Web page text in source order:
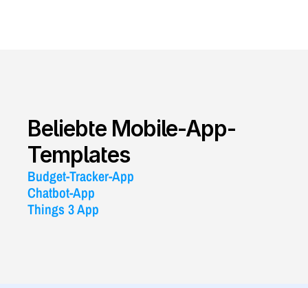
Beliebte Mobile-App-
Templates
Budget-Tracker-App
Chatbot-App
Things 3 App